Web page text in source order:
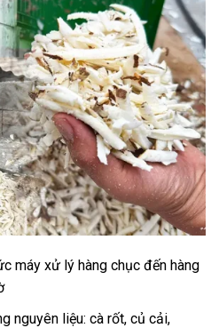
máy xử lý hàng chục đến hàng
nguyên liệu: cà rốt, củ cải,